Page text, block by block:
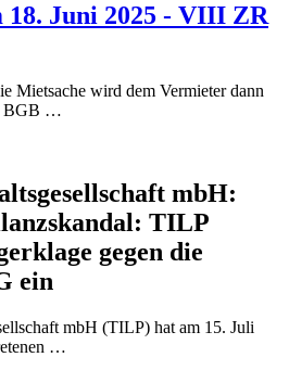
Juni 2025 - VIII ZR
Mietsache wird dem Vermieter dann
BGB …
mbH:
TILP
gegen die
ein
mbH (TILP) hat am 15. Juli
…